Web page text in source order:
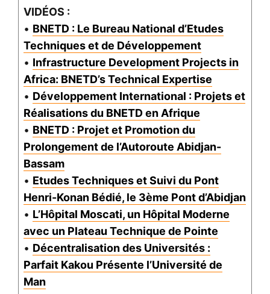
VIDÉOS :
• BNETD : Le Bureau National d’Etudes
Techniques et de Développement
• Infrastructure Development Projects in
Africa: BNETD’s Technical Expertise
• Développement International : Projets et
Réalisations du BNETD en Afrique
• BNETD : Projet et Promotion du
Prolongement de l’Autoroute Abidjan-
Bassam
• Etudes Techniques et Suivi du Pont
Henri-Konan Bédié, le 3ème Pont d’Abidjan
• L’Hôpital Moscati, un Hôpital Moderne
avec un Plateau Technique de Pointe
• Décentralisation des Universités :
Parfait Kakou Présente l’Université de
Man